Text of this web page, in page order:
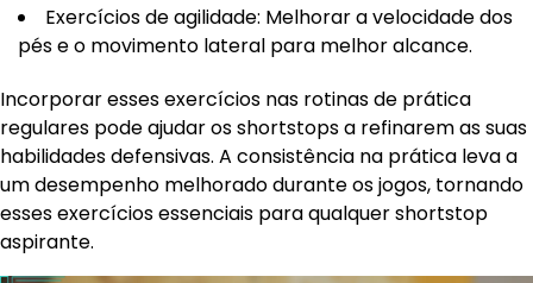
Exercícios de agilidade: Melhorar a velocidade dos
pés e o movimento lateral para melhor alcance.
Incorporar esses exercícios nas rotinas de prática
regulares pode ajudar os shortstops a refinarem as suas
habilidades defensivas. A consistência na prática leva a
um desempenho melhorado durante os jogos, tornando
esses exercícios essenciais para qualquer shortstop
aspirante.